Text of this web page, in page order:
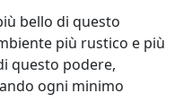
bello di questo
più rustico e più
questo podere,
ogni minimo